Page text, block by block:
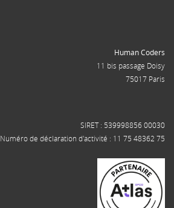
Human Coders
11 bis passage Doisy
75017 Paris
SIRET : 539998856 00030
Numéro de déclaration d'activité : 11 75 48362 75